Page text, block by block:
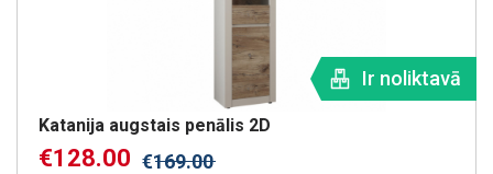
Ir noliktavā
Katanija augstais penālis 2D
€128.00 €169.00